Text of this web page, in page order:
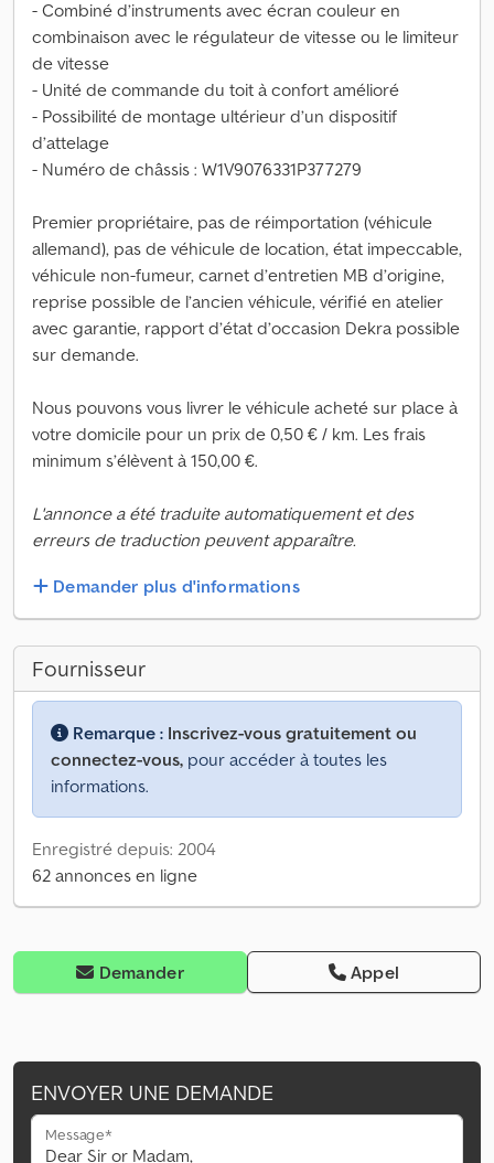
- Combiné d’instruments avec écran couleur en
combinaison avec le régulateur de vitesse ou le limiteur
de vitesse
- Unité de commande du toit à confort amélioré
- Possibilité de montage ultérieur d’un dispositif
d’attelage
- Numéro de châssis : W1V9076331P377279
Premier propriétaire, pas de réimportation (véhicule
allemand), pas de véhicule de location, état impeccable,
véhicule non-fumeur, carnet d’entretien MB d’origine,
reprise possible de l’ancien véhicule, vérifié en atelier
avec garantie, rapport d’état d’occasion Dekra possible
sur demande.
Nous pouvons vous livrer le véhicule acheté sur place à
votre domicile pour un prix de 0,50 € / km. Les frais
minimum s’élèvent à 150,00 €.
L'annonce a été traduite automatiquement et des
erreurs de traduction peuvent apparaître.
Demander plus d'informations
Fournisseur
Remarque : Inscrivez-vous gratuitement ou
connectez-vous, pour accéder à toutes les
informations.
Enregistré depuis: 2004
62 annonces en ligne
Demander Appel
ENVOYER UNE DEMANDE
Message*